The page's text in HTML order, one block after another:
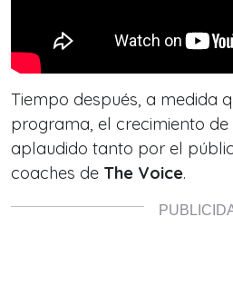
Tiempo después, a medida
programa, el crecimiento de
aplaudido tanto por el
coaches de The Voice.